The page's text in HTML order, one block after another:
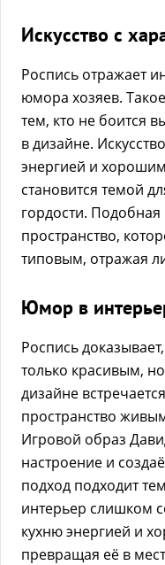
Искусство с
Роспись отражает
юмора хозяев.
тем, кто не боится
в дизайне.
энергией и
становится темой
гордости.
пространство,
типовым, отражая
Юмор в
Роспись
только красивым,
дизайне
пространство
Игровой образ
настроение и
подход подходит
интерьер слишком
кухню энергией и
превращая её в